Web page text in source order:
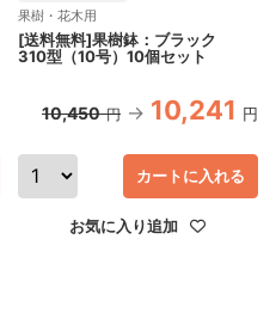
果樹・花木用
[送料無料]果樹鉢：ブラック
310型（10号）10個セット
10,450 円 10,241 円
カートに入れる
お気に入り追加